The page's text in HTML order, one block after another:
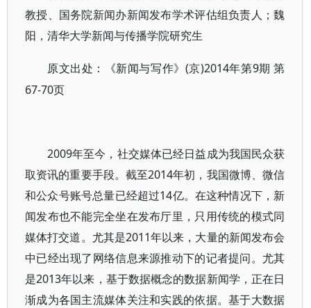
教授、国务院新闻办新闻发布学术评估组负责人；魏
阳，清华大学新闻与传播学院研究生
原文出处：《新闻与写作》 (京)2014年第9期 第
67-70页
2009年至今，社交媒体已经日益成为我国民众获
取资讯的重要手段。截至2014年初，我国微博、微信
和公众号账号总量已经超过14亿。在这种情况下，新
闻发布也不能完全坐在发布厅里，只用传统的模式同
媒体打交道。尤其是2011年以来，大量的新闻发布会
中已经出现了网络信息来源推动下的记者提问。尤其
是2013年以来，基于数据概念的数据新闻学，正在日
渐成为各国主流媒体关注和实践的依据。基于大数据